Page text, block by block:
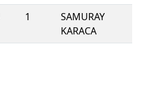
1
SAMURAY
KARACA